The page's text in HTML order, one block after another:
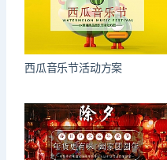
西瓜音乐节活动方案